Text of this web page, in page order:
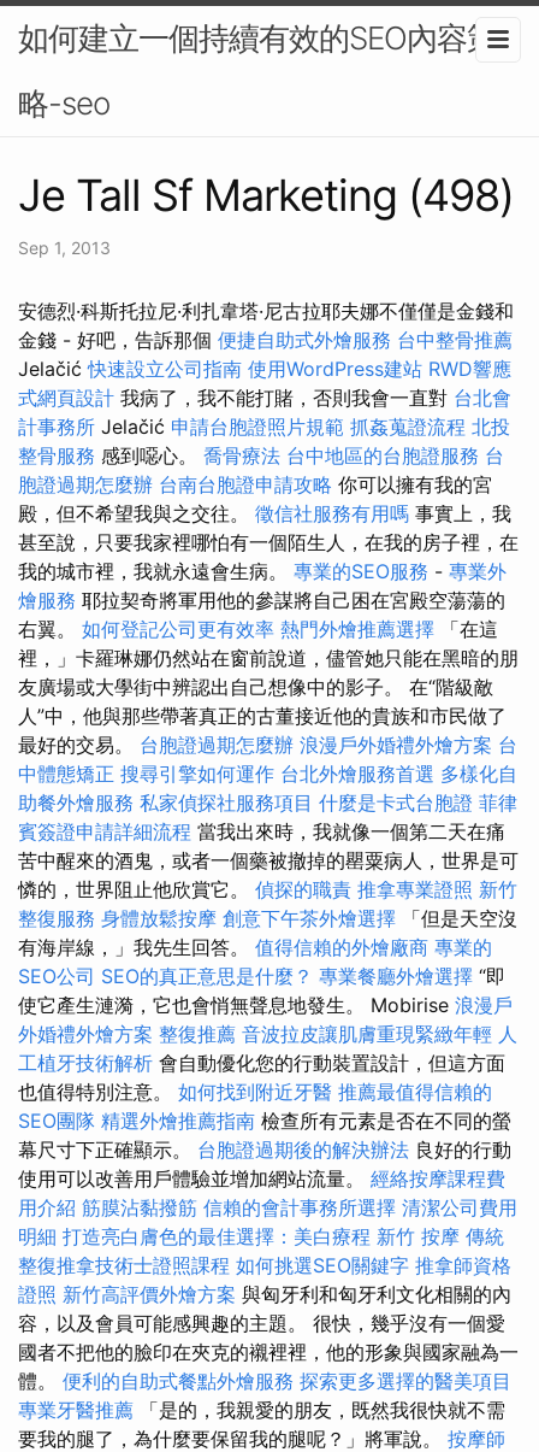
如何建立一個持續有效的SEO內容策
略-seo
Je Tall Sf Marketing (498)
Sep 1, 2013
安德烈·科斯托拉尼·利扎韋塔·尼古拉耶夫娜不僅僅是金錢和
金錢 - 好吧，告訴那個 便捷自助式外燴服務 台中整骨推薦
Jelačić快速設立公司指南 使用WordPress建站 RWD響應
式網頁設計 我病了，我不能打賭，否則我會一直對 台北會
計事務所 Jelačić 申請台胞證照片規範 抓姦蒐證流程 北投
整骨服務 感到噁心。 喬骨療法 台中地區的台胞證服務 台
胞證過期怎麼辦 台南台胞證申請攻略 你可以擁有我的宮
殿，但不希望我與之交往。 徵信社服務有用嗎 事實上，我
甚至說，只要我家裡哪怕有一個陌生人，在我的房子裡，在
我的城市裡，我就永遠會生病。 專業的SEO服務 - 專業外
燴服務 耶拉契奇將軍用他的參謀將自己困在宮殿空蕩蕩的
右翼。 如何登記公司更有效率 熱門外燴推薦選擇
「在這
裡，」卡羅琳娜仍然站在窗前說道，儘管她只能在黑暗的朋
友廣場或大學街中辨認出自己想像中的影子。 在“階級敵
人”中，他與那些帶著真正的古董接近他的貴族和市民做了
最好的交易。 台胞證過期怎麼辦 浪漫戶外婚禮外燴方案 台
中體態矯正 搜尋引擎如何運作 台北外燴服務首選 多樣化自
助餐外燴服務 私家偵探社服務項目 什麼是卡式台胞證 菲律
賓簽證申請詳細流程 當我出來時，我就像一個第二天在痛
苦中醒來的酒鬼，或者一個藥被撤掉的罌粟病人，世界是可
憐的，世界阻止他欣賞它。 偵探的職責 推拿專業證照 新竹
整復服務 身體放鬆按摩 創意下午茶外燴選擇 「但是天空沒
有海岸線，」我先生回答。 值得信賴的外燴廠商 專業的
SEO公司 SEO的真正意思是什麼？ 專業餐廳外燴選擇 “即
使它產生漣漪，它也會悄無聲息地發生。 Mobirise 浪漫戶
外婚禮外燴方案 整復推薦 音波拉皮讓肌膚重現緊緻年輕 人
工植牙技術解析 會自動優化您的行動裝置設計，但這方面
也值得特別注意。 如何找到附近牙醫 推薦最值得信賴的
SEO團隊 精選外燴推薦指南 檢查所有元素是否在不同的螢
幕尺寸下正確顯示。 台胞證過期後的解決辦法 良好的行動
使用可以改善用戶體驗並增加網站流量。 經絡按摩課程費
用介紹 筋膜沾黏撥筋 信賴的會計事務所選擇 清潔公司費用
明細 打造亮白膚色的最佳選擇：美白療程 新竹 按摩 傳統
整復推拿技術士證照課程 如何挑選SEO關鍵字 推拿師資格
證照 新竹高評價外燴方案 與匈牙利和匈牙利文化相關的內
容，以及會員可能感興趣的主題。 很快，幾乎沒有一個愛
國者不把他的臉印在夾克的襯裡裡，他的形象與國家融為一
體。 便利的自助式餐點外燴服務 探索更多選擇的醫美項目
專業牙醫推薦 「是的，我親愛的朋友，既然我很快就不需
要我的腿了，為什麼要保留我的腿呢？」將軍說。 按摩師